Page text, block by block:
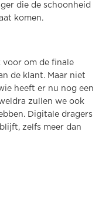
die de schoonheid
komen.
voor om de finale
de klant. Maar niet
heeft er nu nog een
zullen we ook
Digitale dragers
zelfs meer dan